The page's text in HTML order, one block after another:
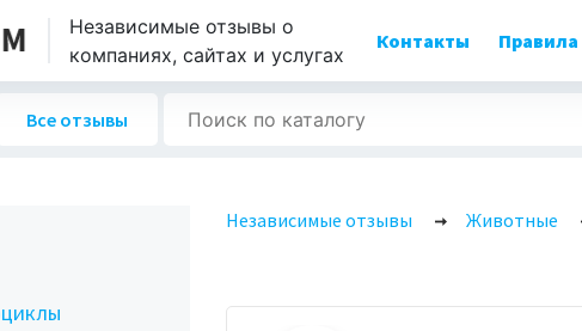
Независимые отзывы о
компаниях, сайтах и услугах
Контакты Правила
Все отзывы
Независимые отзывы Животные